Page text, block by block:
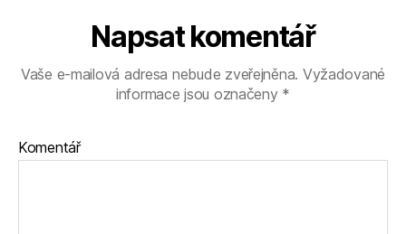
Napsat komentář
Vaše e-mailová adresa nebude zveřejněna. Vyžadované
informace jsou označeny *
Komentář